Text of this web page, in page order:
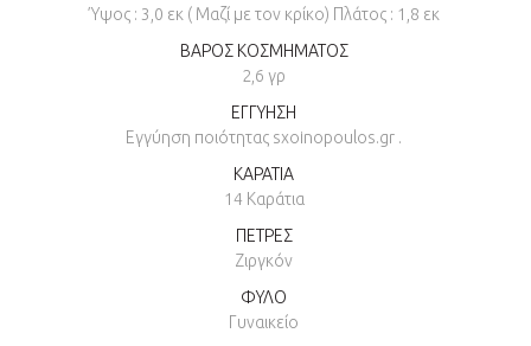
Ύψος : 3,0 εκ ( Μαζί με τον κρίκο) Πλάτος : 1,8 εκ
ΒΑΡΟΣ ΚΟΣΜΗΜΑΤΟΣ
2,6 γρ
ΕΓΓΥΗΣΗ
Εγγύηση ποιότητας sxoinopoulos.gr .
ΚΑΡΑΤΙΑ
14 Καράτια
ΠΕΤΡΕΣ
Ζιργκόν
ΦΥΛΟ
Γυναικείο